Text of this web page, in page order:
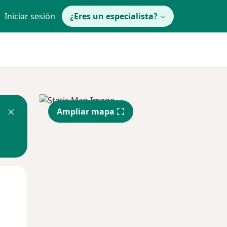
Iniciar sesión ¿Eres un especialista?
Ampliar mapa